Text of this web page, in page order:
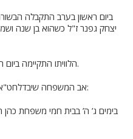
ביום ראשון בערב התקבלה
יצחק גפנר ז"ל כשהוא בן שנה
הלוויתו התקיימה ביום ראשון בערב ויצאה מבית ההלוויות שמגר.
אב המשפחה שיבדלחט"א ר' מנדי שיחי' פרסם את זמני השבעה: